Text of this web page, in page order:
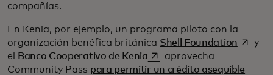
compañías.
En Kenia, por ejemplo, un programa piloto con la
organización benéfica británica Shell Foundationse
y
el
Banco Cooperativo de Keniase abre en una pestaña
aprovecha
Community Pass para permitir un crédito asequible